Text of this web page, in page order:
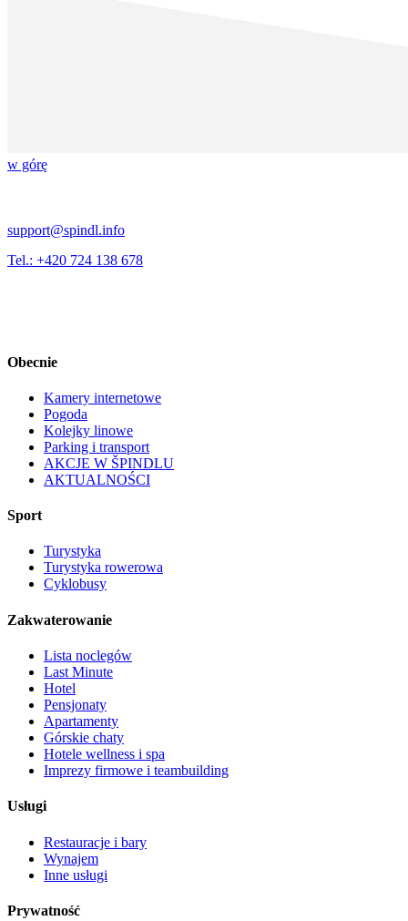
w górę
support@spindl.info
Tel.: +420 724 138 678
Obecnie
Kamery internetowe
Pogoda
Kolejky linowe
Parking i transport
AKCJE W ŠPINDLU
AKTUALNOŚCI
Sport
Turystyka
Turystyka rowerowa
Cyklobusy
Zakwaterowanie
Lista noclegów
Last Minute
Hotel
Pensjonaty
Apartamenty
Górskie chaty
Hotele wellness i spa
Imprezy firmowe i teambuilding
Usługi
Restauracje i bary
Wynajem
Inne usługi
Prywatność